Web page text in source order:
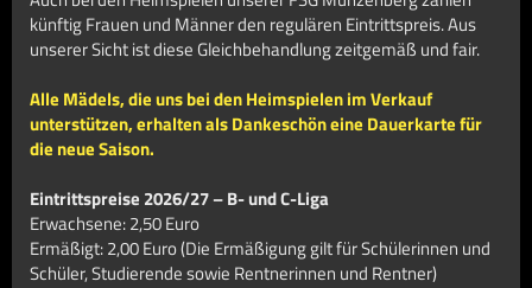
künftig Frauen und Männer den regulären Eintrittspreis. Aus
unserer Sicht ist diese Gleichbehandlung zeitgemäß und fair.
Alle Mädels, die uns bei den Heimspielen im Verkauf
unterstützen, erhalten als Dankeschön eine Dauerkarte für
die neue Saison.
Eintrittspreise 2026/27 – B- und C-Liga
Erwachsene: 2,50 Euro
Ermäßigt: 2,00 Euro (Die Ermäßigung gilt für Schülerinnen und
Schüler, Studierende sowie Rentnerinnen und Rentner)